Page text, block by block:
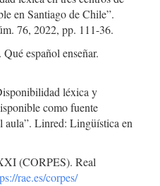
en Santiago de Chile”.
76, 2022, pp. 111-36.
español enseñar.
léxica y
como fuente
aula”. Linred: Lingüística en
(CORPES). Real
rae.es/corpes/